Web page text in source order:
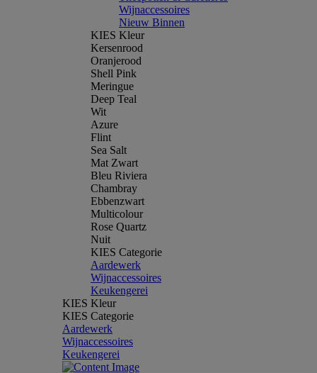
Wijnaccessoires
Nieuw Binnen
KIES Kleur
Kersenrood
Oranjerood
Shell Pink
Meringue
Deep Teal
Wit
Azure
Flint
Sea Salt
Mat Zwart
Bleu Riviera
Chambray
Ebbenzwart
Multicolour
Rose Quartz
Nuit
KIES Categorie
Aardewerk
Wijnaccessoires
Keukengerei
KIES Kleur
KIES Categorie
Aardewerk
Wijnaccessoires
Keukengerei